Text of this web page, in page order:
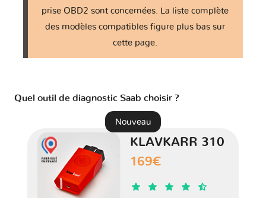
prise OBD2 sont concernées. La liste complète
des modèles compatibles figure plus bas sur
cette page.
Quel outil de diagnostic Saab choisir ?
Nouveau
KLAVKARR 310
169€